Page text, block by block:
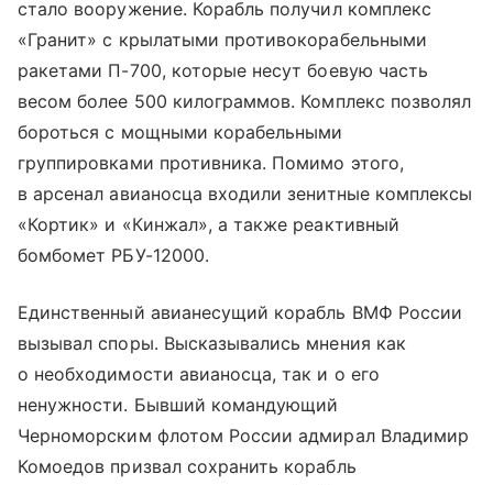
стало вооружение. Корабль получил комплекс
«Гранит» с крылатыми противокорабельными
ракетами П-700, которые несут боевую часть
весом более 500 килограммов. Комплекс позволял
бороться с мощными корабельными
группировками противника. Помимо этого,
в арсенал авианосца входили зенитные комплексы
«Кортик» и «Кинжал», а также реактивный
бомбомет РБУ-12000.
Единственный авианесущий корабль ВМФ России
вызывал споры. Высказывались мнения как
о необходимости авианосца, так и о его
ненужности. Бывший командующий
Черноморским флотом России адмирал Владимир
Комоедов призвал сохранить корабль